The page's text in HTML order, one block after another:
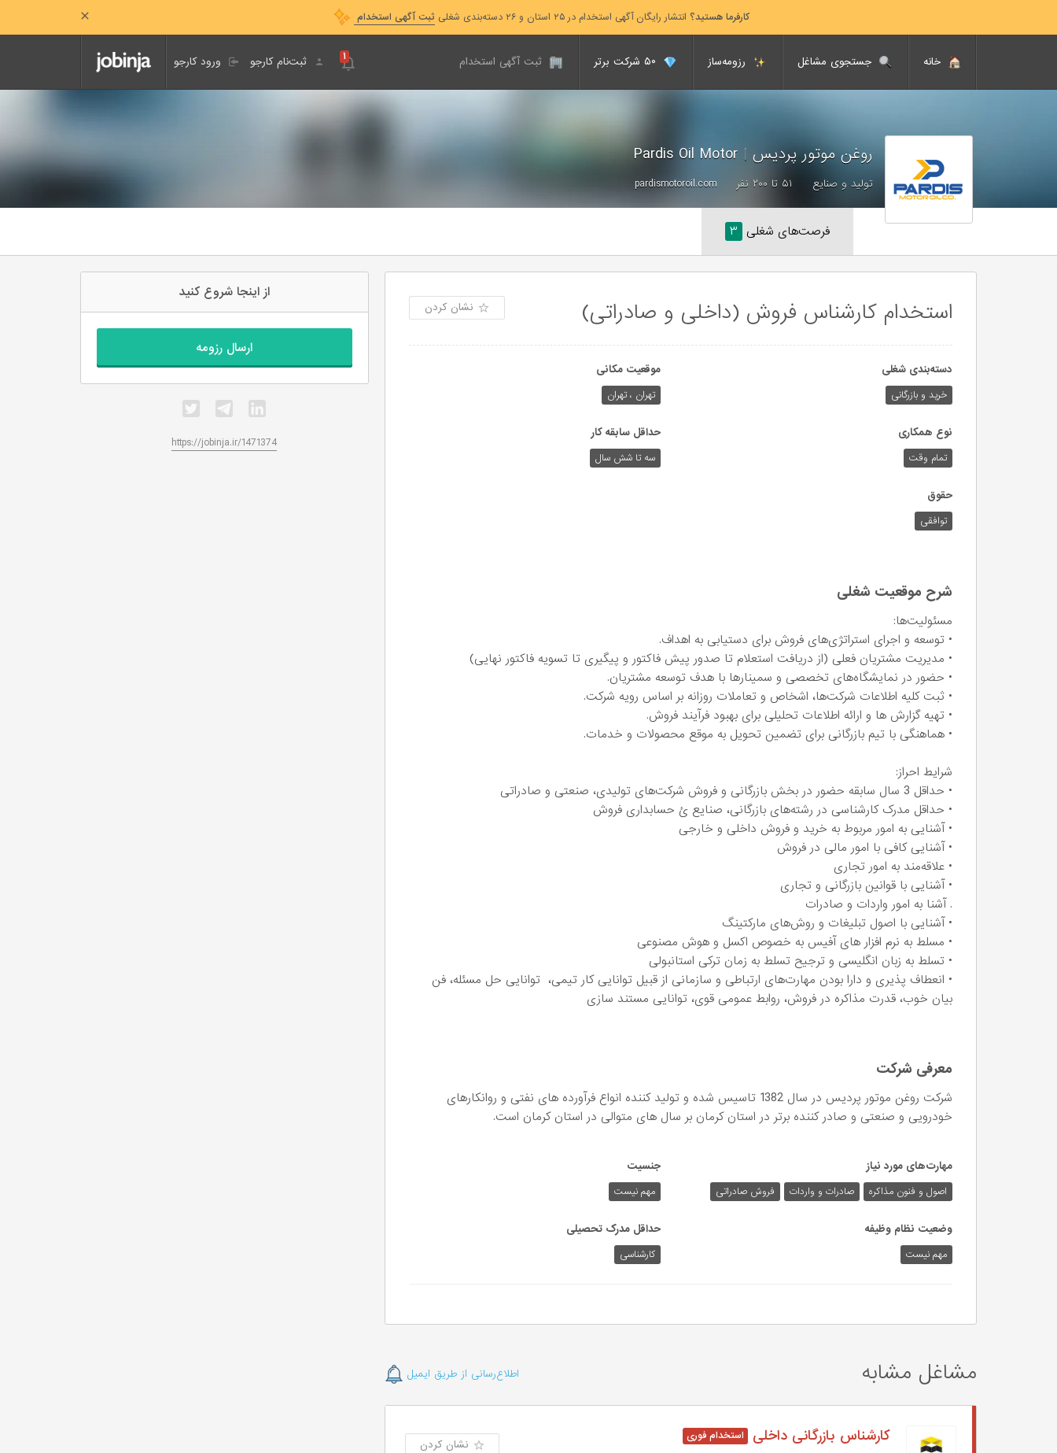
کارفرما هستید؟ انتشار رایگان آگهی استخدام در ۲۵ استان و ۲۶ دسته‌بندی شغلی ثبت آگهی استخدام
خانه جستجوی مشاغل رزومه‌ساز ثبت آگهی استخدام ورود کارجو ثبت‌نام کارجو ۱
روغن موتور پرديس |
تولید و صنایع ۵۱ تا ۲۰۰ نفر pardismotoroil.com
فرصت‌های شغلی ۳
استخدام کارشناس فروش (داخلی و صادراتی) نشان کردن
دسته‌بندی شغلی
خرید و بازرگانی
موقعیت مکانی
تهران ، تهران
نوع همکاری
تمام وقت
حداقل سابقه کار
سه تا شش سال
حقوق
توافقی
شرح موقعیت شغلی
مسئولیت‌ها:
• توسعه و اجرای استراتژی‌های فروش برای دستیابی به اهداف.
• مدیریت مشتریان فعلی (از دریافت استعلام تا صدور پیش فاکتور و پیگیری تا تسویه فاکتور نهایی)
• حضور در نمایشگاه‌های تخصصی و سمینارها با هدف توسعه مشتریان.
• ثبت کلیه اطلاعات شرکت‌ها، اشخاص و تعاملات روزانه بر اساس رویه شرکت.
• تهیه گزارش ها و ارائه اطلاعات تحلیلی برای بهبود فرآیند فروش.
• هماهنگی با تیم بازرگانی برای تضمین تحویل به موقع محصولات و خدمات.
شرایط احراز:
• حداقل 3 سال سابقه حضور در بخش بازرگانی و فروش شرکت‌های تولیدی، صنعتی و صادراتی
• حداقل مدرک کارشناسی در رشته‌های بازرگانی، صنایع ئ حسابداری فروش
• آشنایی به امور مربوط به خرید و فروش داخلی و خارجی
• آشنایی کافی با امور مالی در فروش
• علاقه‌مند به امور تجاری
• آشنایی با قوانین بازرگانی و تجاری
. آشنا به امور واردات و صادرات
• آشنایی با اصول تبلیغات و روش‌های مارکتینگ
• مسلط به نرم افزار های آفیس به خصوص اکسل و هوش مصنوعی
• تسلط به زبان انگلیسی و ترجیح تسلط به زمان ترکی استانبولی
• انعطاف پذیری و دارا بودن مهارت‌های ارتباطی و سازمانی از قبیل توانایی کار تیمی، توانایی حل مسئله، فن
بیان خوب، قدرت مذاکره در فروش، روابط عمومی قوی، توانایی مستند سازی
معرفی شرکت
شركت روغن موتور پرديس در سال 1382 تاسيس شده و توليد كننده انواع فرآورده های نفتی و روانکارهای
خودرویی و صنعتی و صادر كننده برتر در استان كرمان بر سال های متوالی در استان کرمان است.
مهارت‌های مورد نیاز
اصول و فنون مذاکره صادرات و واردات فروش صادراتی
جنسیت
مهم نیست
وضعیت نظام وظیفه
مهم‌ نیست
حداقل مدرک تحصیلی
کارشناسی
مشاغل مشابه اطلاع‌رسانی از طریق ایمیل
کارشناس بازرگانی داخلی نشان کردن
از اینجا شروع کنید
ارسال رزومه
https://jobinja.ir/1471374